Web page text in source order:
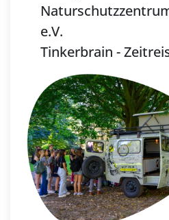
e.V.
Tinkerbrain -